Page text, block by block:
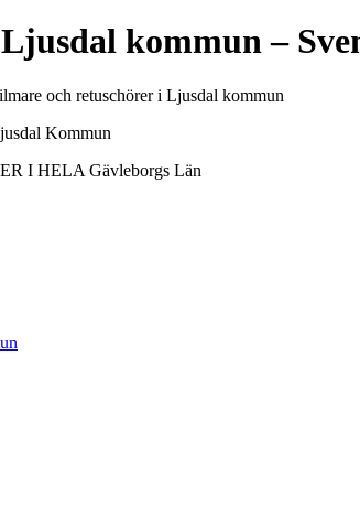
Ljusdal kommun–
och retuschörer i Ljusdal kommun
Kommun
I HELA Gävleborgs Län